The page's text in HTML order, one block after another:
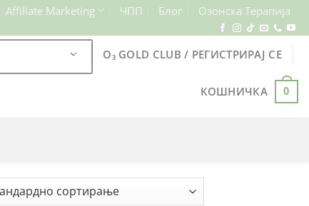
Affiliate Marketing ЧПП Блог Озонска Терапија
O₃ GOLD CLUB / РЕГИСТРИРАЈ СЕ
КОШНИЧКА 0